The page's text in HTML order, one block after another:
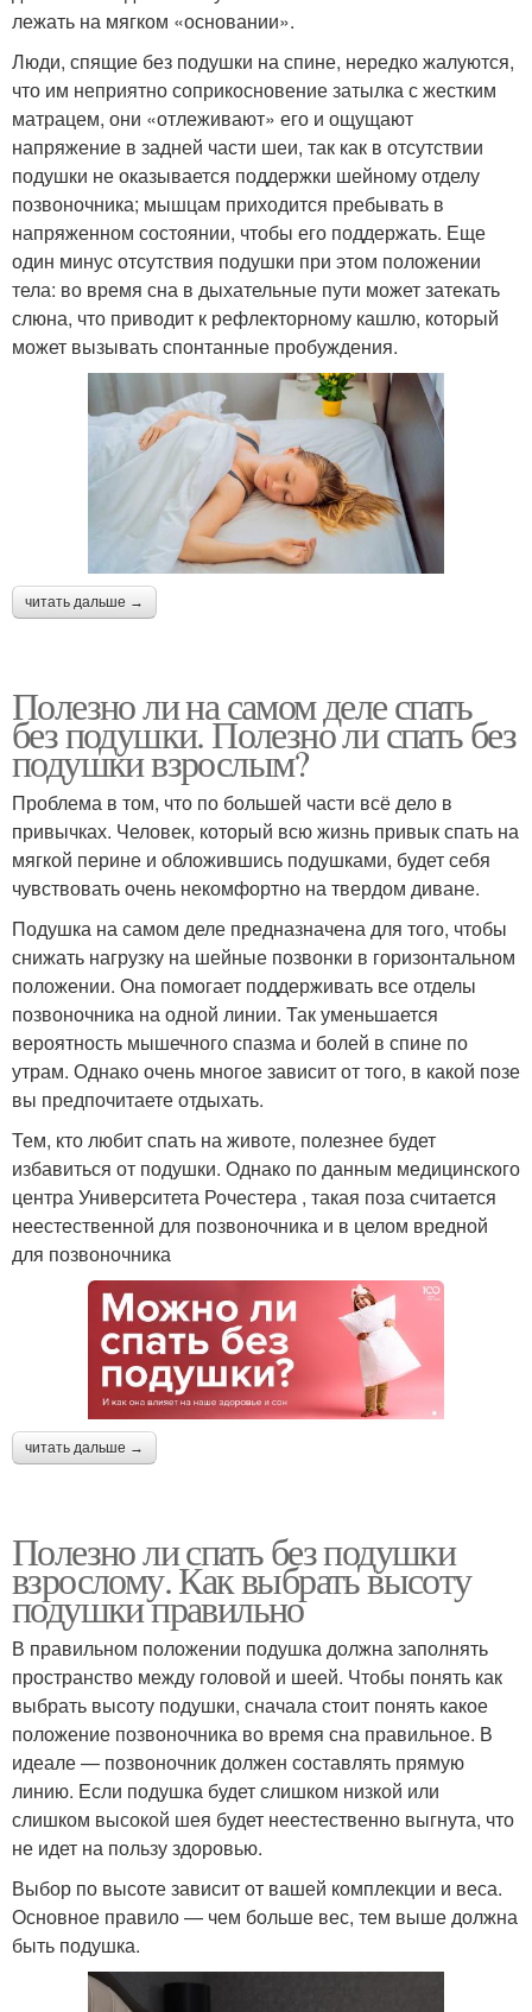
лежать на мягком «основании».
Люди, спящие без подушки на спине, нередко жалуются,
что им неприятно соприкосновение затылка с жестким
матрацем, они «отлеживают» его и ощущают
напряжение в задней части шеи, так как в отсутствии
подушки не оказывается поддержки шейному отделу
позвоночника; мышцам приходится пребывать в
напряженном состоянии, чтобы его поддержать. Еще
один минус отсутствия подушки при этом положении
тела: во время сна в дыхательные пути может затекать
слюна, что приводит к рефлекторному кашлю, который
может вызывать спонтанные пробуждения.
читать дальше →
Полезно ли на самом деле спать
без подушки. Полезно ли спать без
подушки взрослым?
Проблема в том, что по большей части всё дело в
привычках. Человек, который всю жизнь привык спать на
мягкой перине и обложившись подушками, будет себя
чувствовать очень некомфортно на твердом диване.
Подушка на самом деле предназначена для того, чтобы
снижать нагрузку на шейные позвонки в горизонтальном
положении. Она помогает поддерживать все отделы
позвоночника на одной линии. Так уменьшается
вероятность мышечного спазма и болей в спине по
утрам. Однако очень многое зависит от того, в какой позе
вы предпочитаете отдыхать.
Тем, кто любит спать на животе, полезнее будет
избавиться от подушки. Однако по данным медицинского
центра Университета Рочестера , такая поза считается
неестественной для позвоночника и в целом вредной
для позвоночника
читать дальше →
Полезно ли спать без подушки
взрослому. Как выбрать высоту
подушки правильно
В правильном положении подушка должна заполнять
пространство между головой и шеей. Чтобы понять как
выбрать высоту подушки, сначала стоит понять какое
положение позвоночника во время сна правильное. В
идеале — позвоночник должен составлять прямую
линию. Если подушка будет слишком низкой или
слишком высокой шея будет неестественно выгнута, что
не идет на пользу здоровью.
Выбор по высоте зависит от вашей комплекции и веса.
Основное правило — чем больше вес, тем выше должна
быть подушка.